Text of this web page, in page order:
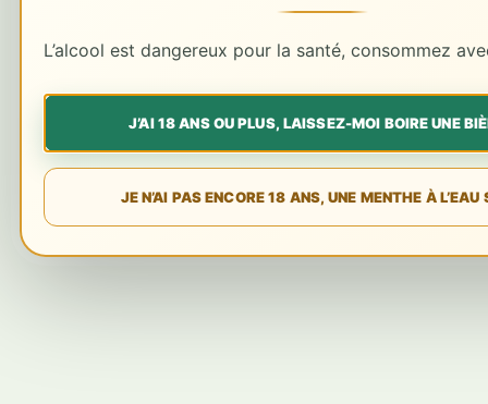
L’alcool est dangereux pour la santé, consommez
J’AI 18 ANS OU PLUS, LAISSEZ-MOI BOIRE UNE
JE N’AI PAS ENCORE 18 ANS, UNE MENTHE À L’EAU